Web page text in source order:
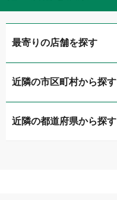
最寄りの店舗を探す
ガリバー富山店
ガリバー車検 富山店
近隣の市区町村から探す
富山市
近隣の都道府県から探す